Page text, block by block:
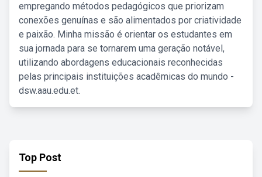
empregando métodos pedagógicos que priorizam
conexões genuínas e são alimentados por criatividade
e paixão. Minha missão é orientar os estudantes em
sua jornada para se tornarem uma geração notável,
utilizando abordagens educacionais reconhecidas
pelas principais instituições acadêmicas do mundo -
dsw.aau.edu.et.
Top Post